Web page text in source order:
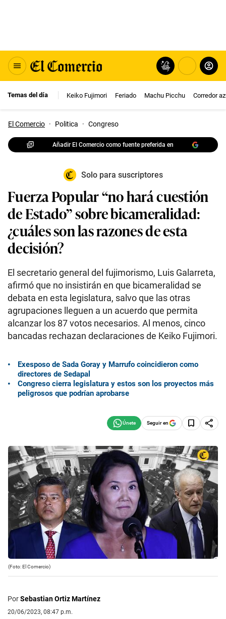
Temas del día Keiko Fujimori Feriado Machu Picchu Corredor
El Comercio · Politica · Congreso
Añadir El Comercio como fuente preferida en
Solo para suscriptores
Fuerza Popular “no hará cuestión
de Estado” sobre bicameralidad:
¿cuáles son las razones de esta
decisión?
El secretario general del fujimorismo, Luis Galarreta,
afirmó que no insistirán en que bicameralidad se
debata en esta legislatura, salvo que las otras
agrupaciones lleguen a un acuerdo que permita
alcanzar los 87 votos necesarios. Al menos, cinco
bancadas rechazan declaraciones de Keiko Fujimori.
Exesposo de Sada Goray y Marrufo coincidieron como
directores de Sedapal
Congreso cierra legislatura y estos son los proyectos más
peligrosos que podrían aprobarse
Seguir en
(Foto: El Comercio)
PorSebastian Ortiz Martínez
20/06/2023, 08:47 p.m.